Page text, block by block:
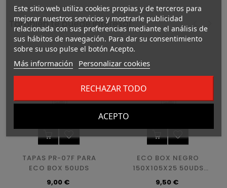
También te puede interesar
TAPAS PR-07F PARA
ECO BOX 50UDS
Precio
9,00 €
ECO BOX NEGRO
150X105X25 50UDS
(PR-03B)
Precio
9,50 €
‹
Este sitio web utiliza cookies propias y de terceros para
mejorar nuestros servicios y mostrarle publicidad
relacionada con sus preferencias mediante el análisis de
sus hábitos de navegación. Para dar su consentimiento
sobre su uso pulse el botón Acepto.
Más información Personalizar cookies
RECHAZAR TODO
ACEPTO